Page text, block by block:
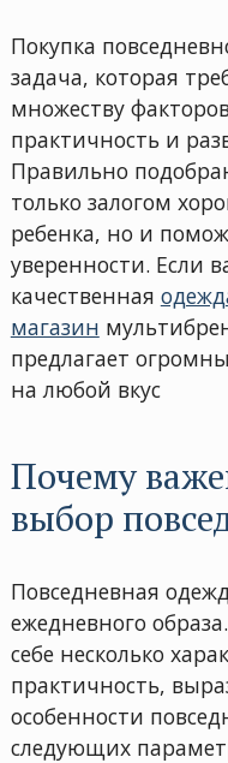
Покупка
задача, которая
множеству
практичность и
Правильно
только залогом
ребенка, но и
уверенности. Если
качественная
магазин
предлагает
на любой вкус
Почему
выбор
Повседневная
ежедневного
себе несколько
практичность,
особенности
следующих